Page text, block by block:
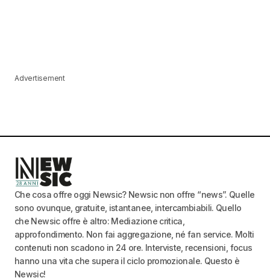
Advertisement
Che cosa offre oggi Newsic? Newsic non offre “news”. Quelle
sono ovunque, gratuite, istantanee, intercambiabili. Quello
che Newsic offre è altro: Mediazione critica,
approfondimento. Non fai aggregazione, né fan service. Molti
contenuti non scadono in 24 ore. Interviste, recensioni, focus
hanno una vita che supera il ciclo promozionale. Questo è
Newsic!